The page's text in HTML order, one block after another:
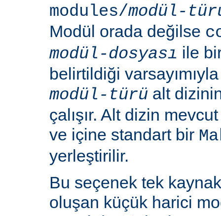
modules/modül-
Modül orada değilse
modül-dosyası ile
belirtildiği
modül-türü alt
çalışır. Alt dizin
ve içine standart bir
yerleştirilir.
Bu seçenek tek
oluşan küçük harici